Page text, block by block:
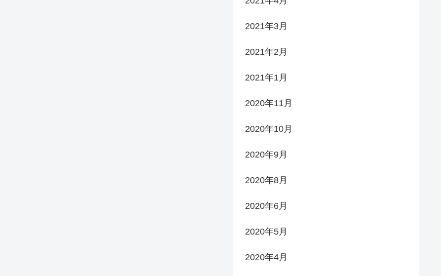
2021年3月
2021年2月
2021年1月
2020年11月
2020年10月
2020年9月
2020年8月
2020年6月
2020年5月
2020年4月